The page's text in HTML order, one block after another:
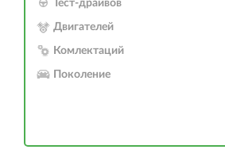
Тест-драйвов
Двигателей
Комлектаций
Поколение